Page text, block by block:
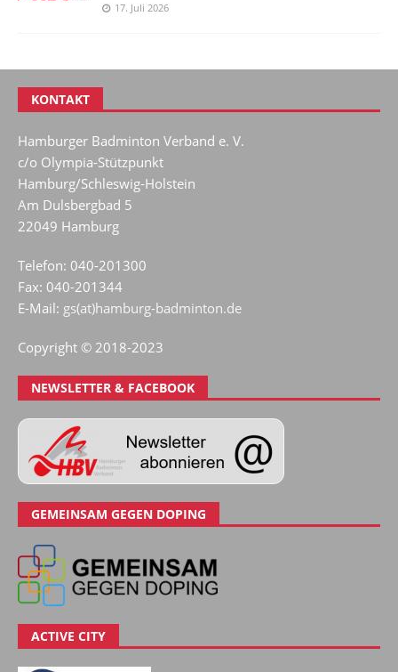
17. Juli 2026
KONTAKT
Hamburger Badminton Verband e. V.
c/o Olympia-Stützpunkt
Hamburg/Schleswig-Holstein
Am Dulsbergbad 5
22049 Hamburg
Telefon: 040-201300
Fax: 040-201344
E-Mail: gs(at)hamburg-badminton.de
Copyright © 2018-2023
NEWSLETTER & FACEBOOK
GEMEINSAM GEGEN DOPING
ACTIVE CITY